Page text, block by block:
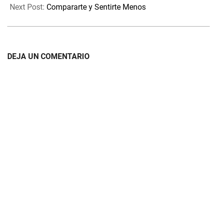
09
Next Post: Compararte y Sentirte Menos
DEJA UN COMENTARIO